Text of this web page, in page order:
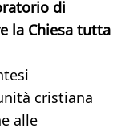
di
la Chiesa tutta
cristiana
alle